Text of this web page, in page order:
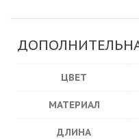
ЦВЕТ
МАТЕРИАЛ
ДЛИНА